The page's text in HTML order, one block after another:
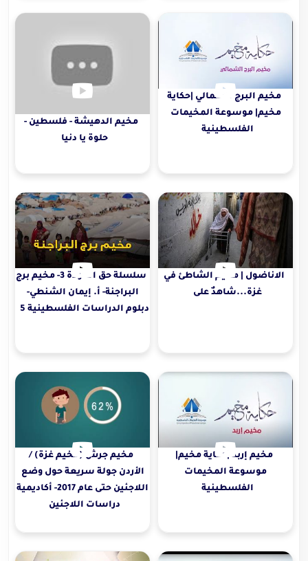
مخيم البرج الشمالي |حكاية
مخيم| موسوعة المخيمات
الفلسطينية
مخيم الدهيشة - فلسطين -
حلوة يا دنيا
الاناضول | مخيم الشاطئ في
غزة...شاهدٌ على
سلسلة حق العودة 3- مخيم برج
البراجنة- أ. إيمان الشنطي-
دبلوم الدراسات الفلسطينية 5
مخيم إربد |حكاية مخيم|
موسوعة المخيمات
الفلسطينية
مخيم جرش (مخيم غزة) /
الأردن جولة سريعة حول وضع
اللاجئين حتى عام 2017- أكاديمية
دراسات اللاجئين